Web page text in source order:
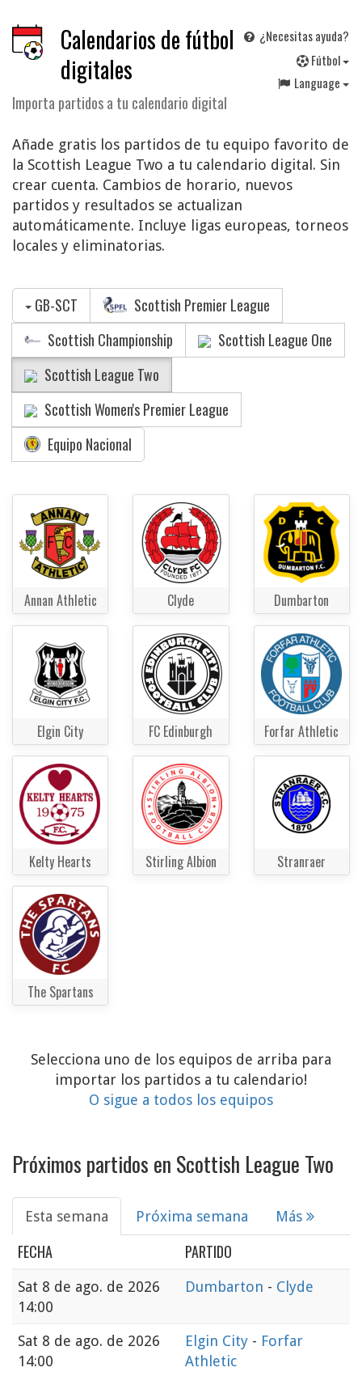
Calendarios de fútbol
digitales
Importa partidos a tu calendario digital
¿Necesitas ayuda?
Fútbol
Language
Añade gratis los partidos de tu equipo favorito de
la Scottish League Two a tu calendario digital. Sin
crear cuenta. Cambios de horario, nuevos
partidos y resultados se actualizan
automáticamente. Incluye ligas europeas, torneos
locales y eliminatorias.
GB-SCT
Scottish Premier League
Scottish Championship
Scottish League One
Scottish League Two
Scottish Women's Premier League
Equipo Nacional
Annan Athletic Clyde Dumbarton
Elgin City FC Edinburgh Forfar Athletic
Kelty Hearts Stirling Albion Stranraer
The Spartans
Selecciona uno de los equipos de arriba para
importar los partidos a tu calendario!
O sigue a todos los equipos
Próximos partidos en Scottish League Two
Esta semana Próxima semana Más
FECHA PARTIDO
Sat 8 de ago. de 2026
14:00
Dumbarton - Clyde
Sat 8 de ago. de 2026
14:00
Elgin City - Forfar
Athletic